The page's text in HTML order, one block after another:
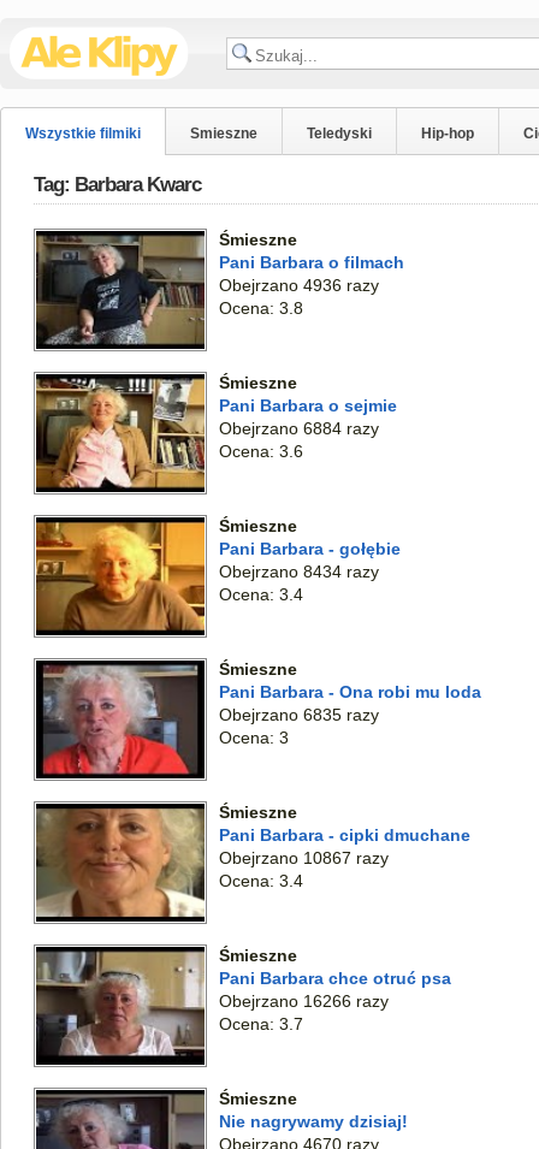
Wszystkie filmiki Smieszne Teledyski Hip-hop
Tag: Barbara Kwarc
Śmieszne
Pani Barbara o filmach
Obejrzano 4936 razy
Ocena: 3.8
Śmieszne
Pani Barbara o sejmie
Obejrzano 6884 razy
Ocena: 3.6
Śmieszne
Pani Barbara - gołębie
Obejrzano 8434 razy
Ocena: 3.4
Śmieszne
Pani Barbara - Ona robi mu loda
Obejrzano 6835 razy
Ocena: 3
Śmieszne
Pani Barbara - cipki dmuchane
Obejrzano 10867 razy
Ocena: 3.4
Śmieszne
Pani Barbara chce otruć psa
Obejrzano 16266 razy
Ocena: 3.7
Śmieszne
Nie nagrywamy dzisiaj!
Obejrzano 4670 razy